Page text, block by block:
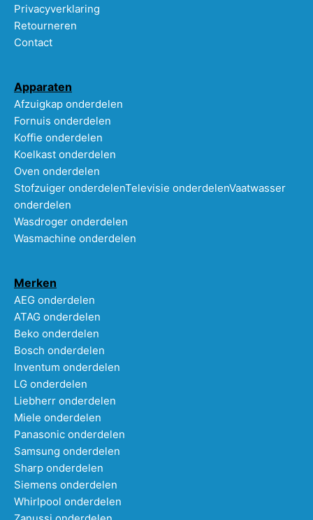
Privacyverklaring
Retourneren
Contact
Apparaten
Afzuigkap onderdelen
Fornuis onderdelen
Koffie onderdelen
Koelkast onderdelen
Oven onderdelen
Stofzuiger onderdelenTelevisie onderdelenVaatwasser
onderdelen
Wasdroger onderdelen
Wasmachine onderdelen
Merken
AEG onderdelen
ATAG onderdelen
Beko onderdelen
Bosch onderdelen
Inventum onderdelen
LG onderdelen
Liebherr onderdelen
Miele onderdelen
Panasonic onderdelen
Samsung onderdelen
Sharp onderdelen
Siemens onderdelen
Whirlpool onderdelen